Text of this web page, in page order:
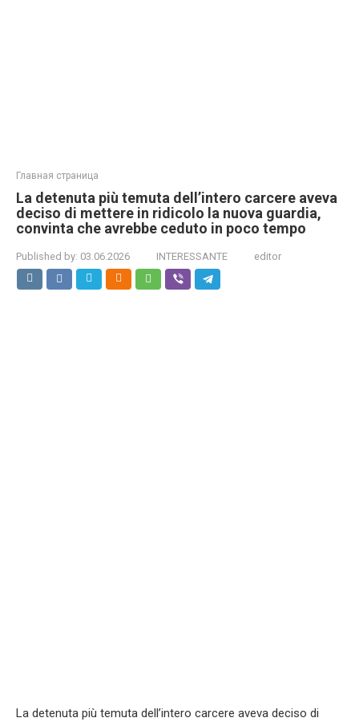
Главная страница
La detenuta più temuta dell’intero carcere aveva
deciso di mettere in ridicolo la nuova guardia,
convinta che avrebbe ceduto in poco tempo
Published by: 03.06.2026 INTERESSANTE editor
La detenuta più temuta dell’intero carcere aveva deciso di